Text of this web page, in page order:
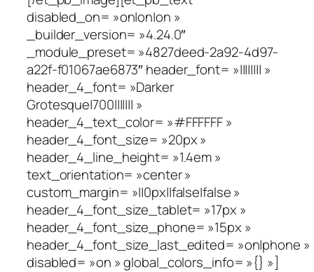
disabled_on= »on|on|on »
_builder_version= »4.24.0″
_module_preset= »4827deed-2a92-4d97-
a22f-f01067ae6873″ header_font= »|||||||| »
header_4_font= »Darker
Grotesque|700||||||| »
header_4_text_color= »#FFFFFF »
header_4_font_size= »20px »
header_4_line_height= »1.4em »
text_orientation= »center »
custom_margin= »||0px||false|false »
header_4_font_size_tablet= »17px »
header_4_font_size_phone= »15px »
header_4_font_size_last_edited= »on|phone »
disabled= »on » global_colors_info= »{} »]